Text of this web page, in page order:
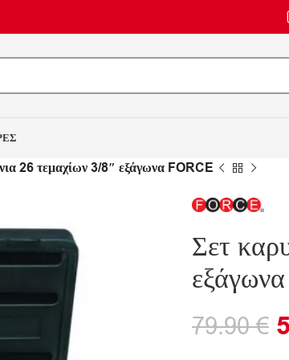
26 τεμαχίων 3/8″ εξάγωνα FORCE
Σετ
79.90€